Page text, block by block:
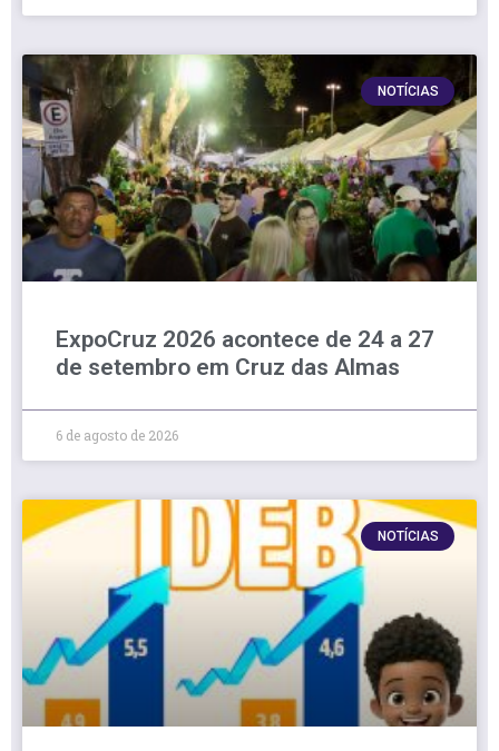
NOTÍCIAS
ExpoCruz 2026 acontece de 24 a 27
de setembro em Cruz das Almas
6 de agosto de 2026
NOTÍCIAS